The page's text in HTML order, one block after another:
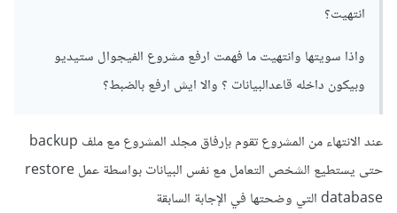
انتهيت؟
واذا سويتها وانتهيت ما فهمت ارفع مشروع الفيجوال ستيديو
وبيكون داخله قاعدالبيانات ؟ والا ايش ارفع بالضبط؟
عند الانتهاء من المشروع تقوم بإرفاق مجلد المشروع مع ملف backup
حتى يستطيع الشخص التعامل مع نفس البيانات بواسطة عمل restore
database التي وضحتها في الإجابة السابقة